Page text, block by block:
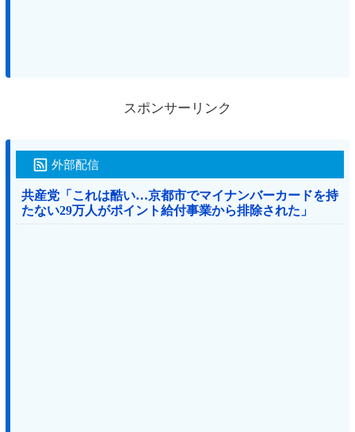
スポンサーリンク
外部配信
共産党「これは酷い…京都市でマイナンバーカードを持
たない29万人がポイント給付事業から排除された」